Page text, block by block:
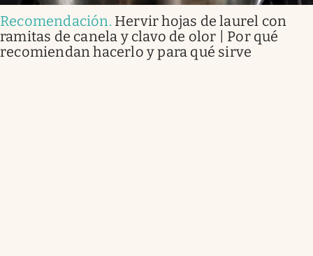
Recomendación. Hervir hojas de laurel con
ramitas de canela y clavo de olor | Por qué
recomiendan hacerlo y para qué sirve